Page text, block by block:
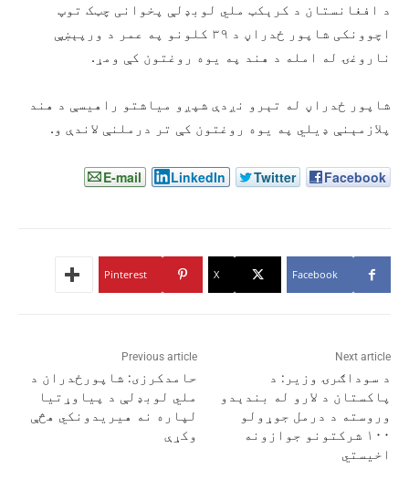
د افغانستان د کرېکټ ملي لوبډلې پخوانی چټک توپ
اچوونکی شاپور ځدراڼ د ۳۹ کلونو په عمر د ورپېښې
ناروغۍ له امله د هند په یوه روغتون کې ومړ.
شاپور ځدراڼ له تېرو نږدې شپږو میاشتو راهیسې د هند
پلازمېنې ډيلي په یوه روغتون کې تر درملنې لاندې و.
Facebook
Twitter
LinkedIn
E-mail
Facebook
X
Pinterest
Previous article
حامدکرزی: شاپورځدران د
ملي لوبډلې د پیاوړتیا
لپاره نه ‌هیریدونکي هڅې
وکړې
Next article
د سوداګرۍ وزیر: د
پاکستان د لارو له بندېدو
وروسته د درمل جوړولو
۱۰۰ شرکتونو جوازونه
اخیستي